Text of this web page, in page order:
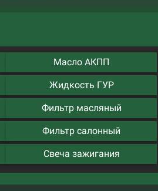
Масло АКПП
Жидкость ГУР
Фильтр масляный
Фильтр салонный
Свеча зажигания